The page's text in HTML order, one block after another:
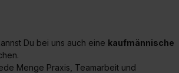
Du bei uns auch eine kaufmännische
Menge Praxis, Teamarbeit und